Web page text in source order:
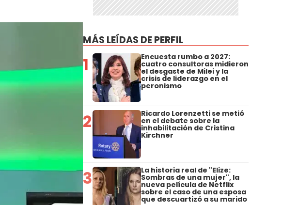
MÁS LEÍDAS DE PERFIL
1 Encuesta rumbo a 2027:
cuatro consultoras midieron
el desgaste de Milei y la
crisis de liderazgo en el
peronismo
2 Ricardo Lorenzetti se metió
en el debate sobre la
inhabilitación de Cristina
Kirchner
3 La historia real de "Elize:
Sombras de una mujer", la
nueva película de Netflix
sobre el caso de una esposa
que descuartizó a su marido